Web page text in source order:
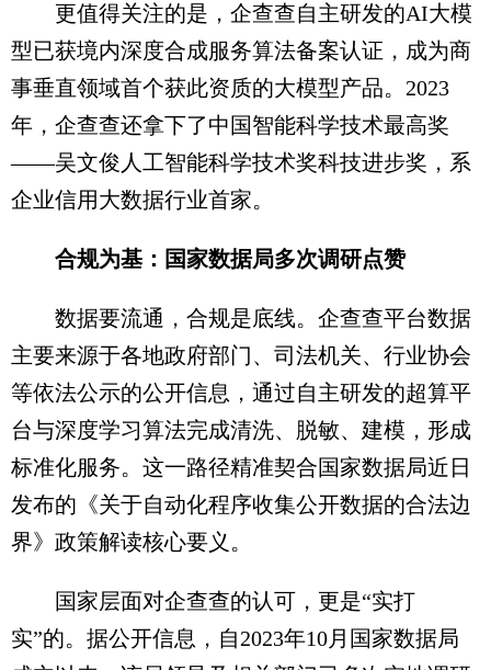
更值得关注的是，企查查自主研发的AI大模
型已获境内深度合成服务算法备案认证，成为商
事垂直领域首个获此资质的大模型产品。2023
年，企查查还拿下了中国智能科学技术最高奖
——吴文俊人工智能科学技术奖科技进步奖，系
企业信用大数据行业首家。
合规为基：国家数据局多次调研点赞
数据要流通，合规是底线。企查查平台数据
主要来源于各地政府部门、司法机关、行业协会
等依法公示的公开信息，通过自主研发的超算平
台与深度学习算法完成清洗、脱敏、建模，形成
标准化服务。这一路径精准契合国家数据局近日
发布的《关于自动化程序收集公开数据的合法边
界》政策解读核心要义。
国家层面对企查查的认可，更是“实打
实”的。据公开信息，自2023年10月国家数据局